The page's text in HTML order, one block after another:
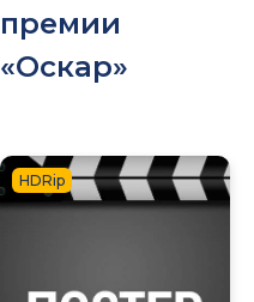
премии
«Оскар»
HDRip